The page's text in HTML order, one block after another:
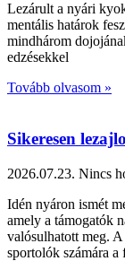
Lezárult a nyári
mentális határok
mindhárom
edzésekkel
Tovább olvasom »
Sikeresen
2026.07.23. Nincs
Idén nyáron ismét
amely a támogatók
valósulhatott meg.
sportolók számára